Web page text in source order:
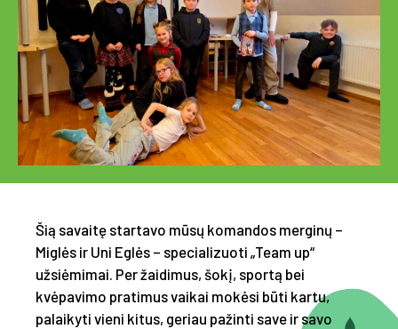
Šią savaitę startavo mūsų komandos merginų –
Miglės ir Uni Eglės – specializuoti „Team up“
užsiėmimai. Per žaidimus, šokį, sportą bei
kvėpavimo pratimus vaikai mokėsi būti kartu,
palaikyti vieni kitus, geriau pažinti save ir savo